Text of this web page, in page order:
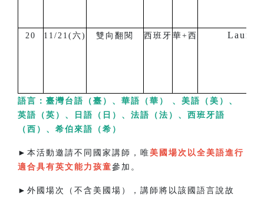
20 11/21(六) 雙向翻閱 西班牙 華+西 Laura
語言：臺灣台語（臺）、華語（華） 、美語（美）、
英語（英）、日語（日）、法語（法）、西班牙語
（西）、希伯來語（希）
► 本活動邀請不同國家講師，唯美國場次以全美語進行
適合具有英文能力孩童參加。
► 外國場次（不含美國場），講師將以該國語言說故